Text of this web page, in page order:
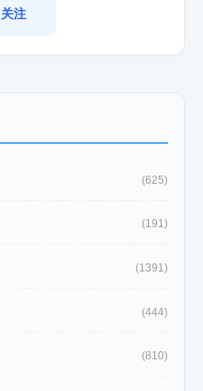
注
(625)
(191)
(1391)
(444)
(810)